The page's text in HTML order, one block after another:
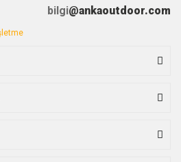
bilgi@ankaoutdoor.com